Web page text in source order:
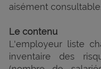
aisément consultable.
Le contenu
L'employeur liste
inventaire des